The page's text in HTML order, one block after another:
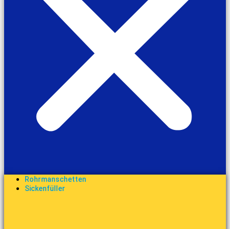
Rohrmanschetten
Sickenfüller